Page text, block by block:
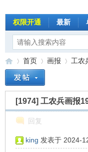
权限开通 最新
»
首页
›
画报
›
工农
[1974] 工农兵画报
回复
king 发表于 2024-